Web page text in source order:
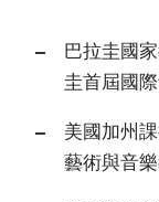
巴拉圭國
圭首屆國
美國加州
藝術與音